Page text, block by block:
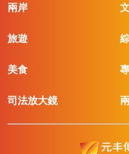
兩岸
旅遊
美食
司法放大鏡